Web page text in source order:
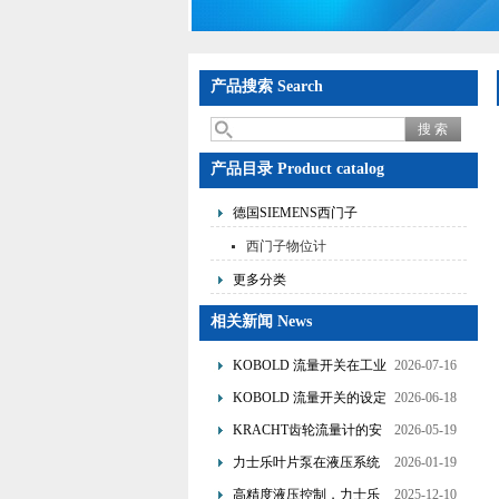
产品搜索 Search
产品目录 Product catalog
德国SIEMENS西门子
西门子物位计
更多分类
相关新闻 News
KOBOLD 流量开关在工业
管道水流量监测中的应用
2026-07-16
KOBOLD 流量开关的设定
流量调节与刻度指示
2026-06-18
KRACHT齿轮流量计的安
装要求：直管段、过滤器
2026-05-19
力士乐叶片泵在液压系统
中的应用分析
2026-01-19
高精度液压控制，力士乐
2025-12-10